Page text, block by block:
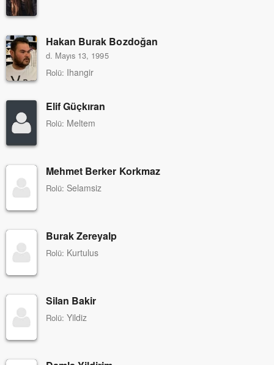
Hakan Burak Bozdoğan
d. Mayıs 13, 1995
Rolü: Ihangir
Elif Güçkıran
Rolü: Meltem
Mehmet Berker Korkmaz
Rolü: Selamsiz
Burak Zereyalp
Rolü: Kurtulus
Silan Bakir
Rolü: Yildiz